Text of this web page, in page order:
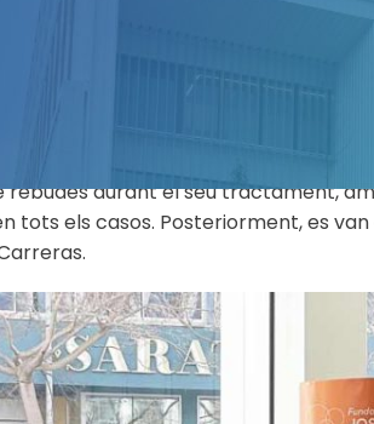
a les malalties oncològiques de
curar-les, i captar socis per
persones que decideixen
és una entitat privada,
leucèmia. Carreras va crear la
durant el seu tractament,
tots els casos. Posteriorment, es